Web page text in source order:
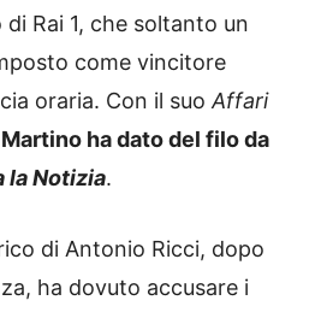
Rai 1, che soltanto un
come vincitore
oraria. Con il suo Affari
ha dato del filo da
la Notizia.
di Antonio Ricci, dopo
ha dovuto accusare i